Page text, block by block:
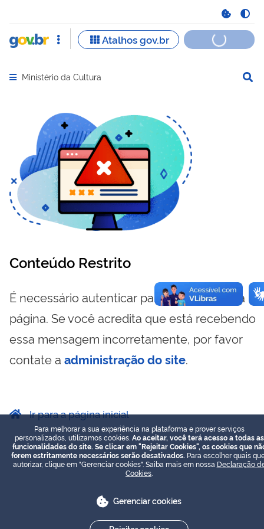
Abrir menu principal de navegação
Ministério da Cultura
Conteúdo Restrito
É necessário autenticar para visualizar essa
página. Se você acredita que está recebendo
essa mensagem incorretamente, por favor
contate a administração do site.
Ir para a página inicial
Para melhorar a sua experiência na plataforma e prover serviços
personalizados, utilizamos cookies. Ao aceitar, você terá acesso a todas as
funcionalidades do site. Se clicar em "Rejeitar Cookies", os cookies que
forem estritamente necessários serão desativados. Para escolher quais
autorizar, clique em "Gerenciar cookies". Saiba mais em nossa Declaração
Cookies
Gerenciar cookies